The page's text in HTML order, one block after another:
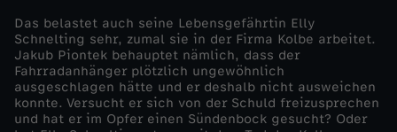
f
ä
h
Das belastet auch seine Lebensgefährtin Elly
Schnelting sehr, zumal sie in der Firma Kolbe arbeitet.
Jakub Piontek behauptet nämlich, dass der
Fahrradanhänger plötzlich ungewöhnlich
ausgeschlagen hätte und er deshalb nicht ausweichen
konnte. Versucht er sich von der Schuld freizusprechen
und hat er im Opfer einen Sündenbock gesucht? Oder